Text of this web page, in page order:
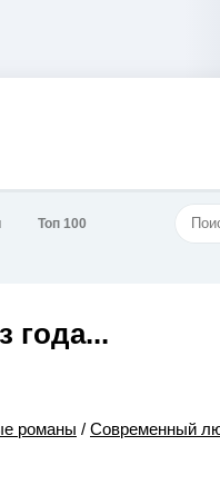
Топ 100
года...
романы / Современный